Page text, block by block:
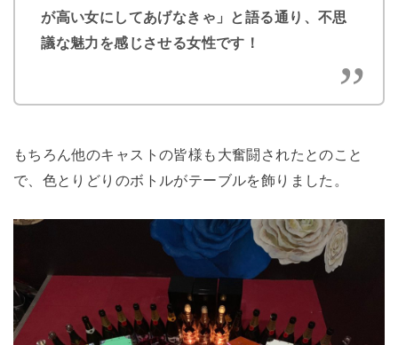
が高い女にしてあげなきゃ」と語る通り、不思
議な魅力を感じさせる女性です！
もちろん他のキャストの皆様も大奮闘されたとのこと
で、 色とりどりのボトルがテーブルを飾りました。